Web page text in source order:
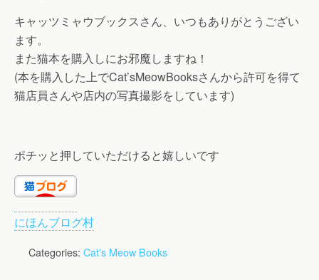
キャッツミャウブックスさん、いつもありがとうござい
ます。
また猫本を購入しにお邪魔しますね！
(本を購入した上でCat’sMeowBooksさんから許可を得て
猫店員さんや店内の写真撮影をしています)
ポチッと押していただけると嬉しいです
にほんブログ村
Categories: Cat's Meow Books